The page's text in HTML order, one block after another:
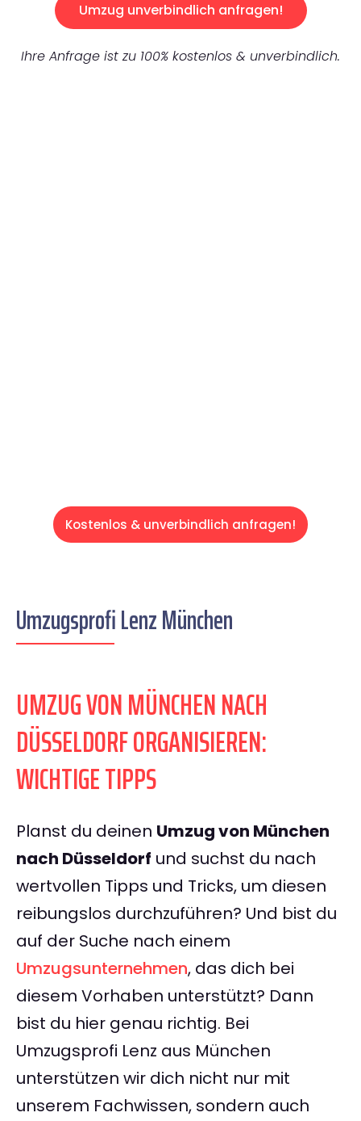
Umzug unverbindlich anfragen!
Ihre Anfrage ist zu 100% kostenlos & unverbindlich.
Kostenlos & unverbindlich anfragen!
Umzugsprofi Lenz München
UMZUG VON MÜNCHEN NACH
DÜSSELDORF ORGANISIEREN:
WICHTIGE TIPPS
Planst du deinen Umzug von München
nach Düsseldorf und suchst du nach
wertvollen Tipps und Tricks, um diesen
reibungslos durchzuführen? Und bist du
auf der Suche nach einem
Umzugsunternehmen, das dich bei
diesem Vorhaben unterstützt? Dann
bist du hier genau richtig. Bei
Umzugsprofi Lenz aus München
unterstützen wir dich nicht nur mit
unserem Fachwissen, sondern auch